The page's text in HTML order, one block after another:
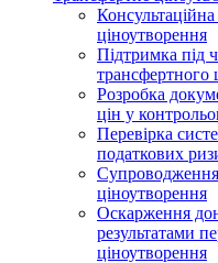
ціноутворення
Підтримка під
трансфертного
Розробка
цін у
Перевірка
податкових
Супроводження
ціноутворення
Оскарження
результатами
ціноутворення